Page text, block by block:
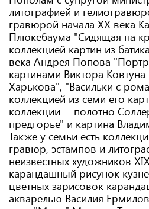
литографией и
гравюрой начала XX века
Плюкебаума "Сидящая на
коллекцией картин из
века Андрея Попова
картинами Виктора
Харькова", "Васильки с
коллекцией из семи его
коллекции —полотно
предгорье" и картина
Также у семьи есть
гравюр, эстампов и
неизвестных художников
карандашный рисунок
цветных зарисовок
акварелью Василия